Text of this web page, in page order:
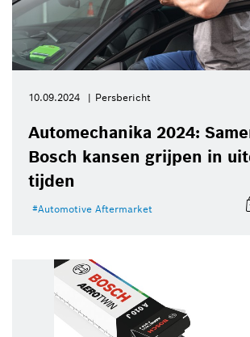
10.09.2024 Persbericht
Automechanika 2024:
Bosch kansen grijpen in
tijden
Automotive Aftermarket